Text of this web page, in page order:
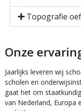
Topografie
Onze
Jaarlijks leveren wij
scholen en
gaat het om
van Nederland, Europa